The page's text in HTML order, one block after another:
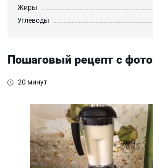
Жиры
Углеводы
Пошаговый рецепт с фото
20 минут